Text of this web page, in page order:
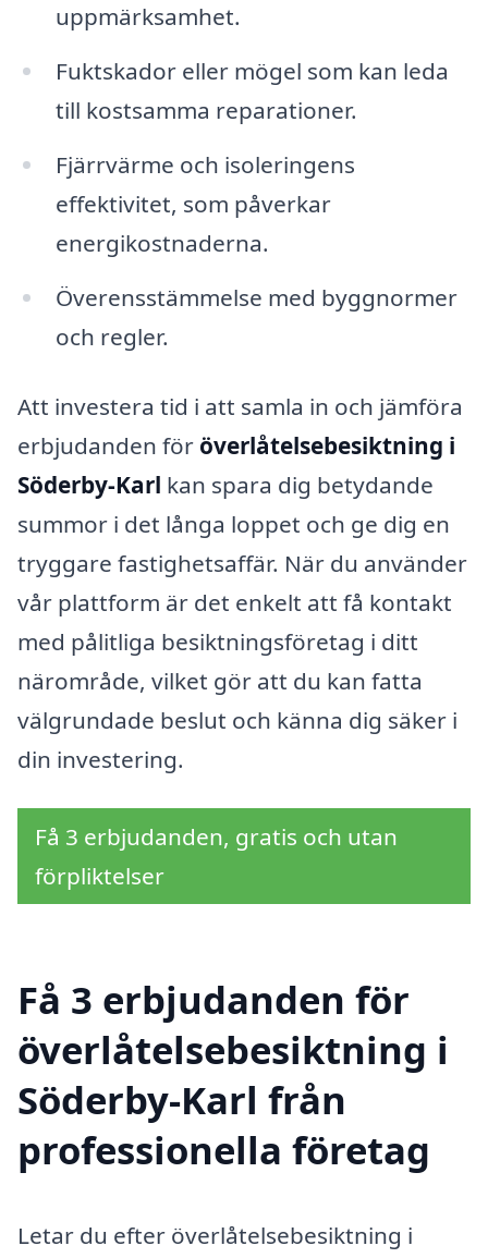
uppmärksamhet.
Fuktskador eller mögel som kan leda
till kostsamma reparationer.
Fjärrvärme och isoleringens
effektivitet, som påverkar
energikostnaderna.
Överensstämmelse med byggnormer
och regler.
Att investera tid i att samla in och jämföra
erbjudanden för överlåtelsebesiktning i
Söderby-Karl kan spara dig betydande
summor i det långa loppet och ge dig en
tryggare fastighetsaffär. När du använder
vår plattform är det enkelt att få kontakt
med pålitliga besiktningsföretag i ditt
närområde, vilket gör att du kan fatta
välgrundade beslut och känna dig säker i
din investering.
Få 3 erbjudanden, gratis och utan
förpliktelser
Få 3 erbjudanden för
överlåtelsebesiktning i
Söderby-Karl från
professionella företag
Letar du efter överlåtelsebesiktning i